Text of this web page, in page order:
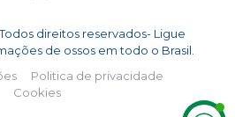
direitos reservados- Ligue
de ossos em todo o Brasil.
Politica de privacidade
Cookies